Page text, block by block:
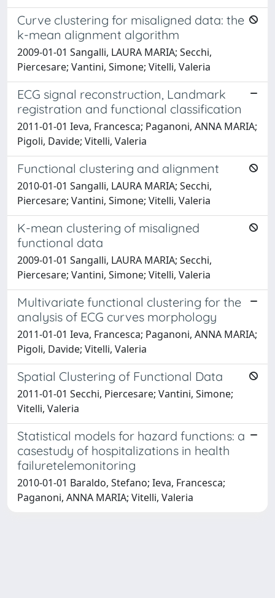
Curve clustering for misaligned data: the
k-mean alignment algorithm
2009-01-01 Sangalli, LAURA MARIA; Secchi,
Piercesare; Vantini, Simone; Vitelli, Valeria
ECG signal reconstruction, Landmark
registration and functional classification
2011-01-01 Ieva, Francesca; Paganoni, ANNA MARIA;
Pigoli, Davide; Vitelli, Valeria
Functional clustering and alignment
2010-01-01 Sangalli, LAURA MARIA; Secchi,
Piercesare; Vantini, Simone; Vitelli, Valeria
K-mean clustering of misaligned
functional data
2009-01-01 Sangalli, LAURA MARIA; Secchi,
Piercesare; Vantini, Simone; Vitelli, Valeria
Multivariate functional clustering for the
analysis of ECG curves morphology
2011-01-01 Ieva, Francesca; Paganoni, ANNA MARIA;
Pigoli, Davide; Vitelli, Valeria
Spatial Clustering of Functional Data
2011-01-01 Secchi, Piercesare; Vantini, Simone;
Vitelli, Valeria
Statistical models for hazard functions: a
casestudy of hospitalizations in health
failuretelemonitoring
2010-01-01 Baraldo, Stefano; Ieva, Francesca;
Paganoni, ANNA MARIA; Vitelli, Valeria